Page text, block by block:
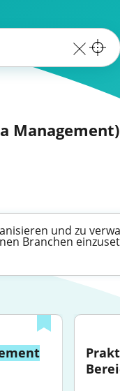
Management)
und zu
Branchen